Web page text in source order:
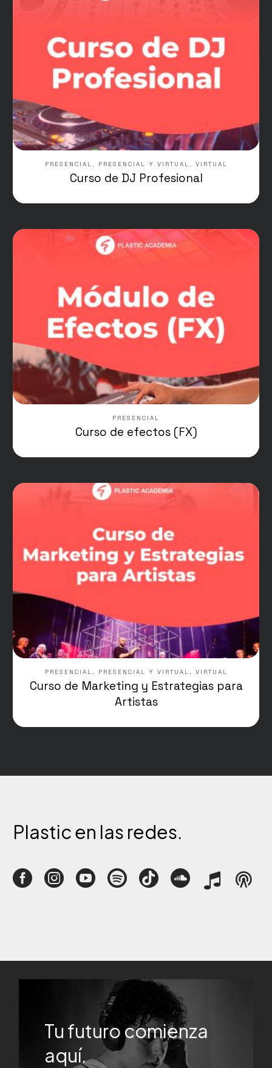
PRESENCIAL, PRESENCIAL Y VIRTUAL, VIRTUAL
Curso de DJ Profesional
PRESENCIAL
Curso de efectos (FX)
PRESENCIAL, PRESENCIAL Y VIRTUAL, VIRTUAL
Curso de Marketing y Estrategias para
Artistas
Plasticen las redes.
Tu futuro comienza
aquí.